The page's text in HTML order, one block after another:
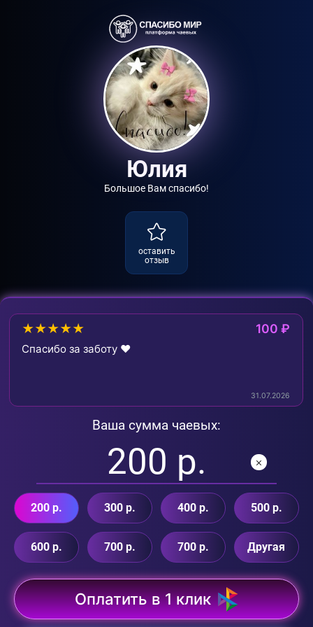
Юлия
Большое Вам спасибо!
оставить
отзыв
★★★★★ 100 ₽
Спасибо за заботу ❤️
31.07.2026
Ваша сумма чаевых:
200 р. 300 р. 400 р. 500 р.
600 р. 700 р. 700 р. Другая
Оплатить в 1 клик